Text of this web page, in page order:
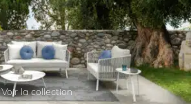
Voir la collection